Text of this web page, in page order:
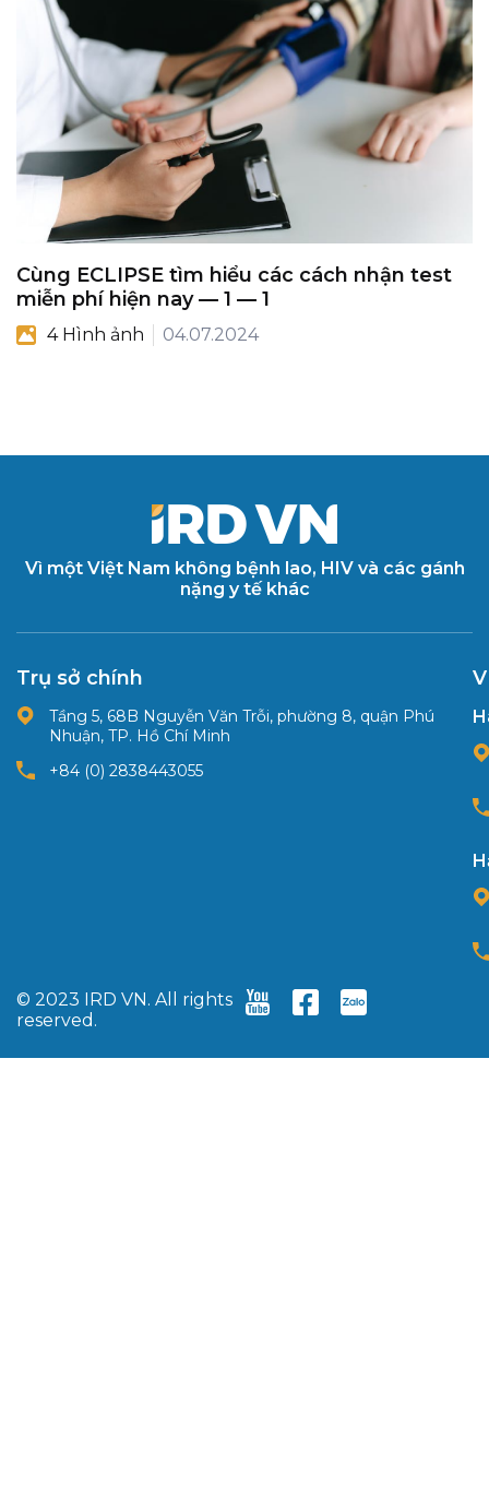
Cùng ECLIPSE tìm hiểu các cách nhận test
miễn phí hiện nay — 1 — 1
4 Hình ảnh 04.07.2024
Vì một Việt Nam không bệnh lao, HIV và các gánh
nặng y tế khác
Trụ sở chính
Tầng 5, 68B Nguyễn Văn Trỗi, phường 8, quận Phú
Nhuận, TP. Hồ Chí Minh
+84 (0) 2838443055
© 2023 IRD VN. All rights
reserved.